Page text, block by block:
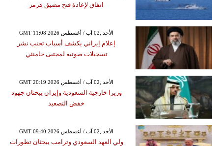
اتفاق لإعادة فتح مضيق هرمز
GMT 11:08 2026 الأحد ,02 آب / أغسطس
إعلام إيراني يكشف أسباب تجنب نشر
تسجيلات صوتية لمجتبى خامنئي
GMT 20:19 2026 الأحد ,02 آب / أغسطس
وزيرا خارجية السعودية وإيران يبحثان جهود
خفض التصعيد
GMT 09:40 2026 الأحد ,02 آب / أغسطس
ولي العهد السعودي وترامب يبحثان تطورات